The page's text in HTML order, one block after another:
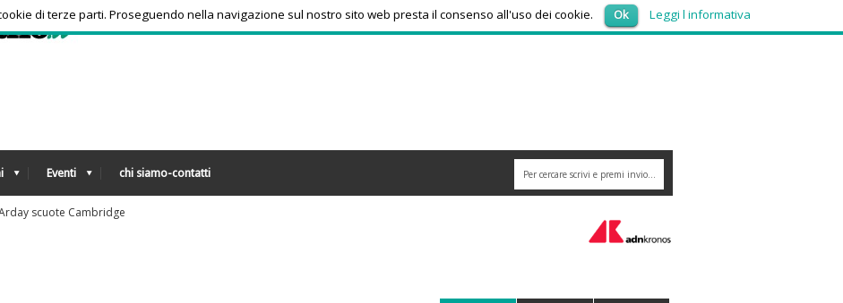
giovedì 6, Agosto 2026
Eventi chi siamo-contatti
di terze parti. Proseguendo nella navigazione sul nostro sito web presta il consenso all'uso dei cookie. Ok Leggi l informativa